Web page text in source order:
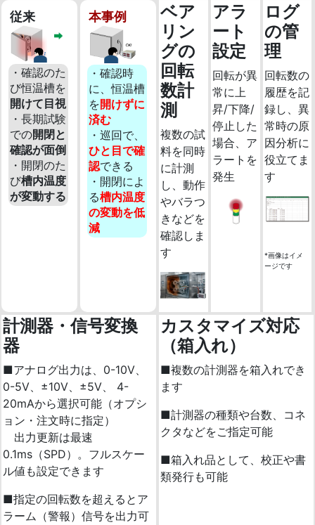
従来
・確認のた
び恒温槽を
開けて目視
・長期試験
での開閉と
確認が面倒
・開閉のた
び槽内温度
が変動する
本事例
・確認時
に、恒温槽
を開けずに
済む
・巡回で、
ひと目で確
認できる
・開閉によ
る槽内温度
の変動を低
減
ベア
リン
グの
回転
数計
測
複数の試
料を同時
に計測
し、動作
やバラつ
きなどを
確認しま
す
アラ
ート
設定
回転が異
常に上
昇/下降/
停止した
場合、ア
ラートを
発生
ログ
の管
理
回転数の
履歴を記
録し、異
常時の原
因分析に
役立てま
す
*画像はイメ
ージです
計測器・信号変換
器
■アナログ出力は、0-10V、
0-5V、±10V、±5V、 4-
20mAから選択可能（オプシ
ョン・注文時に指定）
出力更新は最速
0.1ms（SPD）。フルスケー
ル値も設定できます
■指定の回転数を超えるとア
ラーム（警報）信号を出力可
カスタマイズ対応
（箱入れ）
■複数の計測器を箱入れでき
ます
■計測器の種類や台数、コネ
クタなどをご指定可能
■箱入れ品として、校正や書
類発行も可能